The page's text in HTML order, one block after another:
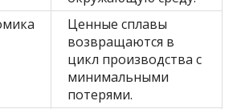
Ценные сплавы
возвращаются в
цикл производства с
минимальными
потерями.